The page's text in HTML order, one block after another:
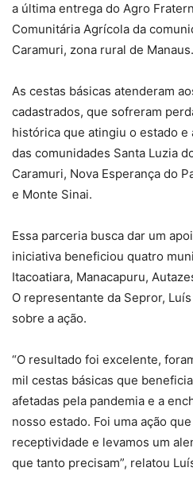
a última entrega do Agro
Comunitária Agrícola da
Caramuri, zona rural de Manaus.
As cestas básicas atenderam
cadastrados, que sofreram
histórica que atingiu o estado e
das comunidades Santa Luzia
Caramuri, Nova Esperança do
e Monte Sinai.
Essa parceria busca dar um
iniciativa beneficiou quatro
Itacoatiara, Manacapuru,
O representante da Sepror,
sobre a ação.
“O resultado foi excelente,
mil cestas básicas que
afetadas pela pandemia e a
nosso estado. Foi uma ação
receptividade e levamos um
que tanto precisam”, relatou